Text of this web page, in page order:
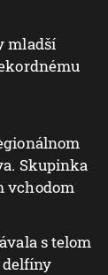
mladší
Skupinka
vchodom
s telom
delfíny